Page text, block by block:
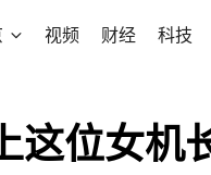
视频 财经 科技
这位女机